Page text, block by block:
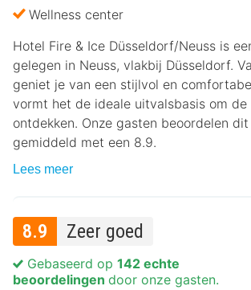
Wellness center
Hotel Fire & Ice Düsseldorf/Neuss is
gelegen in Neuss, vlakbij Düsseldorf.
geniet je van een stijlvol en
vormt het de ideale uitvalsbasis om
ontdekken. Onze gasten beoordelen
gemiddeld met een 8.9.
Lees meer
8.9 Zeer goed
Gebaseerd op 142 echte
beoordelingen door onze gasten.